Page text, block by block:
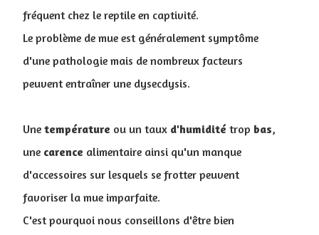
fréquent chez le reptile en captivité.
Le problème de mue est généralement symptôme
d'une pathologie mais de nombreux facteurs
peuvent entraîner une dysecdysis.
Une température ou un taux d'humidité trop bas,
une carence alimentaire ainsi qu'un manque
d'accessoires sur lesquels se frotter peuvent
favoriser la mue imparfaite.
C'est pourquoi nous conseillons d'être bien